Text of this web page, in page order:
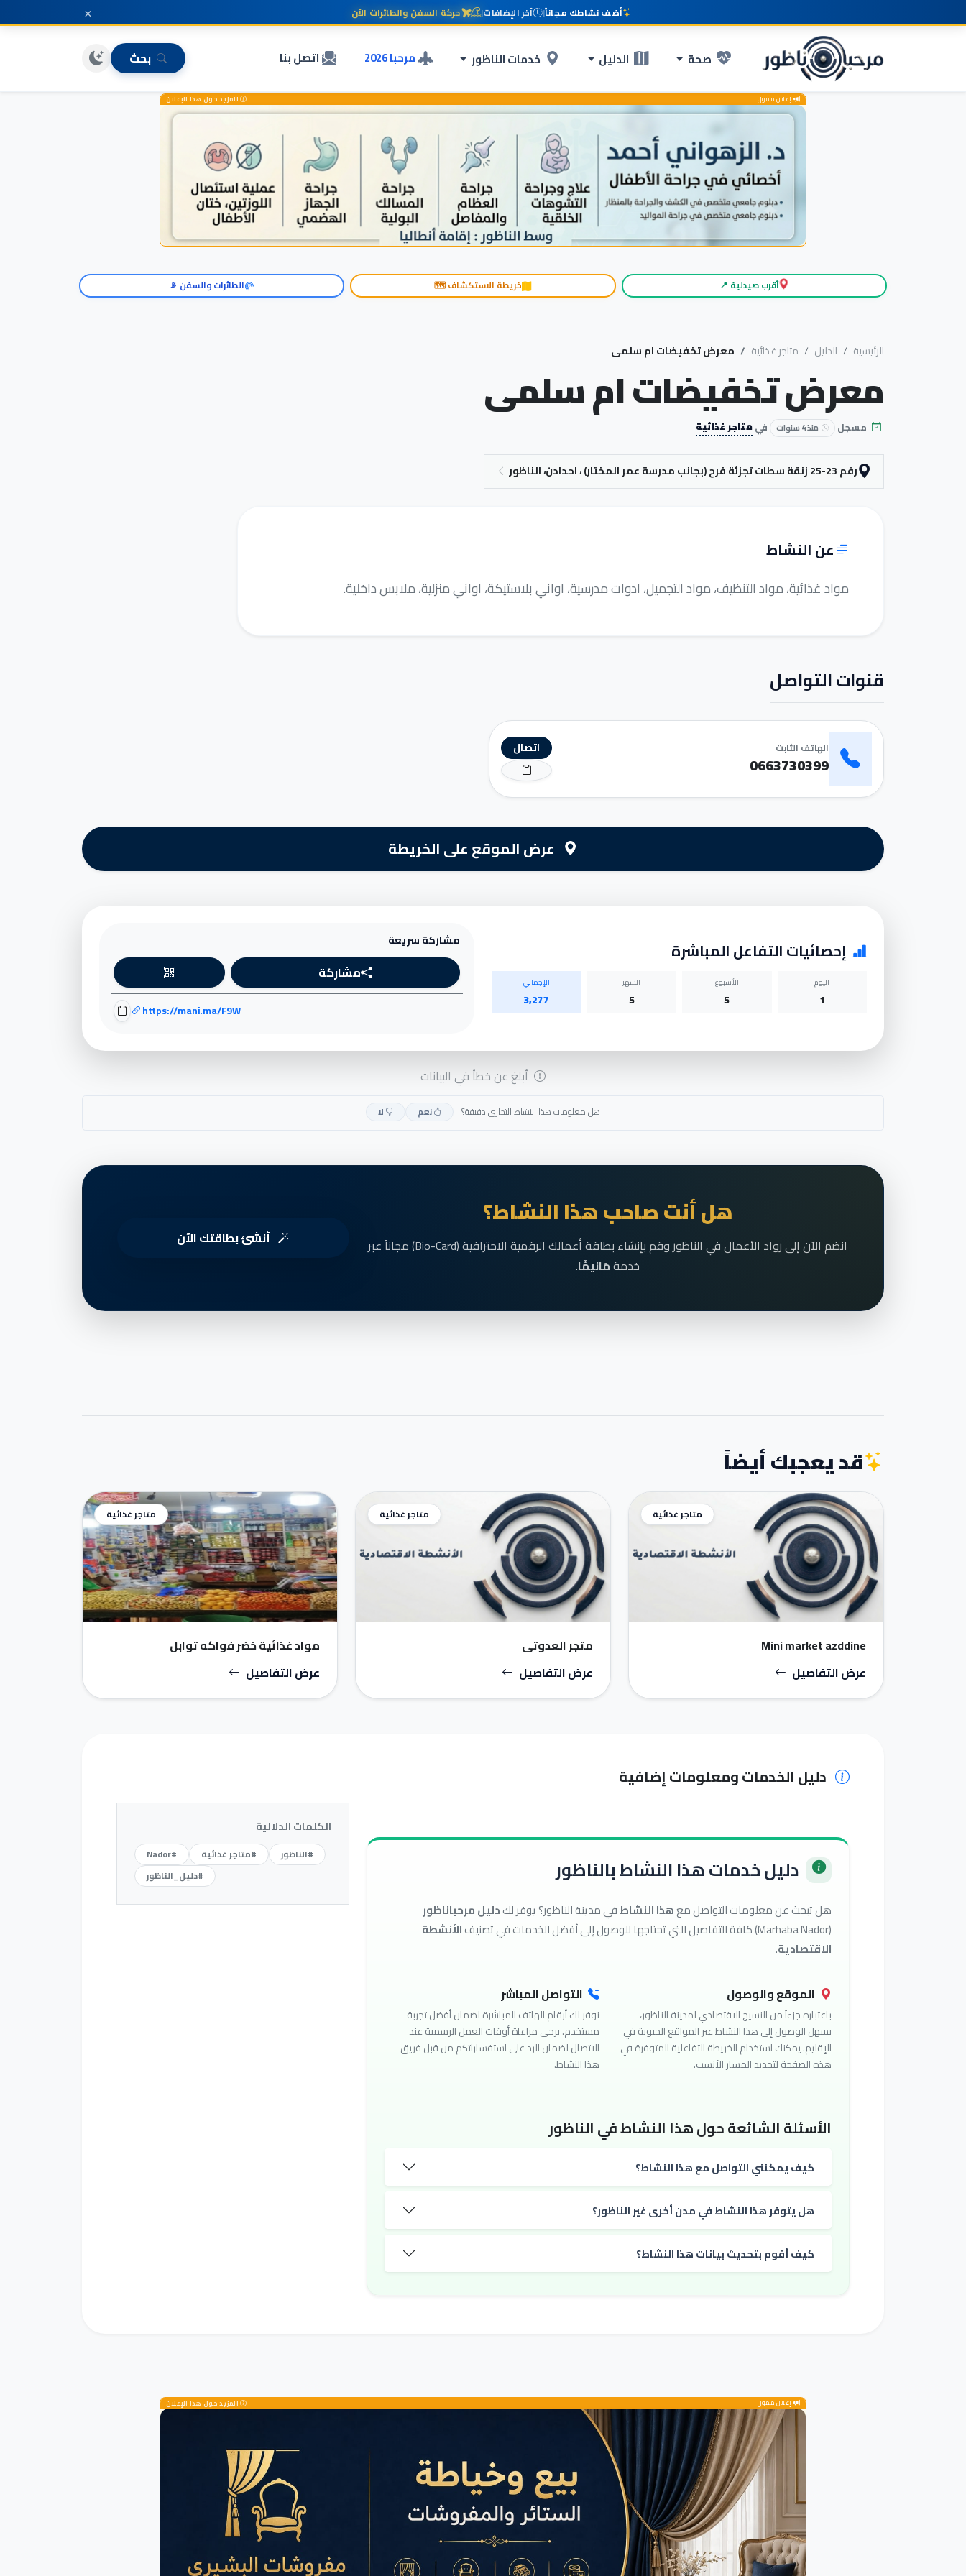
أضف نشاطك مجاناً| آخر الإضافات| حركة السفن والطائرات الآن ×
صحة الدليل خدمات الناظور مرحبا 2026 اتصل بنا بحث
إعلان ممول المزيد حول هذا الإعلان
أقرب صيدلية 📍 خريطة الاستكشاف 🗺️ الطائرات والسفن 📡
الرئيسية الدليل متاجر غذائية معرض تخفيضات ام سلمى
معرض تخفيضات ام سلمى
مسجل منذ 4 سنوات فيمتاجر غذائية
رقم 23-25 زنقة سطات تجزئة فرح (بجانب مدرسة عمر المختار) ، احدادن، الناظور
عن النشاط
مواد غذائية، مواد التنظيف، مواد التجميل، ادوات مدرسية، اواني بلاستيكة، اواني منزلية، ملابس داخلية.
قنوات التواصل
الهاتف الثابت
0663730399
اتصال
عرض الموقع على الخريطة
إحصائيات التفاعل المباشرة
اليوم
1
الأسبوع
5
الشهر
5
الإجمالي
3,277
مشاركة سريعة
مشاركة
https://mani.ma/F9W
أبلغ عن خطأ في البيانات
هل معلومات هذا النشاط التجاري دقيقة؟ نعم لا
هل أنت صاحب هذا النشاط؟
انضم الآن إلى رواد الأعمال في الناظور وقم بإنشاء بطاقة أعمالك الرقمية الاحترافية (Bio-Card) مجاناً عبر
خدمةمَانِيمَّا.
أنشئ بطاقتك الآن
قد يعجبك أيضاً
متاجر غذائية
Mini market azddine
عرض التفاصيل
متاجر غذائية
متجر العدوتي
عرض التفاصيل
متاجر غذائية
مواد غذائية خضر فواكه توابل
عرض التفاصيل
دليل الخدمات ومعلومات إضافية
دليل خدمات هذا النشاط بالناظور
هل تبحث عن معلومات التواصل معهذا النشاطفي مدينة الناظور؟ يوفر لكدليل مرحباناظور
(Marhaba Nador) كافة التفاصيل التي تحتاجها للوصول إلى أفضل الخدمات في تصنيف
الأنشطة
الاقتصادية.
الموقع والوصول
باعتباره جزءاً من النسيج الاقتصادي لمدينة الناظور،
يسهل الوصول إلى هذا النشاط عبر المواقع الحيوية في
الإقليم. يمكنك استخدام الخريطة التفاعلية المتوفرة في
هذه الصفحة لتحديد المسار الأنسب.
التواصل المباشر
نوفر لك أرقام الهاتف المباشرة لضمان أفضل تجربة
مستخدم. يرجى مراعاة أوقات العمل الرسمية عند
الاتصال لضمان الرد على استفساراتكم من قبل فريق
هذا النشاط.
الأسئلة الشائعة حول هذا النشاط في الناظور
كيف يمكنني التواصل مع هذا النشاط؟
هل يتوفر هذا النشاط في مدن أخرى غير الناظور؟
كيف أقوم بتحديث بيانات هذا النشاط؟
الكلمات الدلالية
#الناظور #متاجر غذائية
#Nador
#دليل_الناظور
إعلان ممول المزيد حول هذا الإعلان